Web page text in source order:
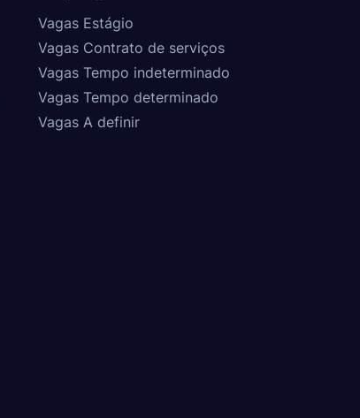
Vagas Estágio
Vagas Contrato de serviços
Vagas Tempo indeterminado
Vagas Tempo determinado
Vagas A definir